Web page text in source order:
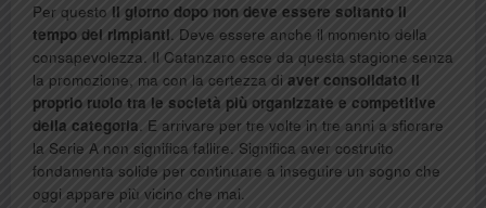
Per questo il giorno dopo non deve essere soltanto il
tempo dei rimpianti. Deve essere anche il momento della
consapevolezza. Il Catanzaro esce da questa stagione senza
la promozione, ma con la certezza di aver consolidato il
proprio ruolo tra le società più organizzate e competitive
della categoria. E arrivare per tre volte in tre anni a sfiorare
la Serie A non significa fallire. Significa aver costruito
fondamenta solide per continuare a inseguire un sogno che
oggi appare più vicino che mai.